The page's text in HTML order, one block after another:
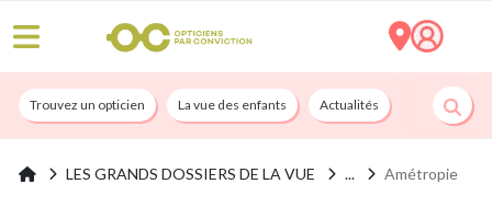
Trouvez un opticien La vue des enfants Actualités Nos services
LES GRANDS DOSSIERS DE LA VUE Amétropie